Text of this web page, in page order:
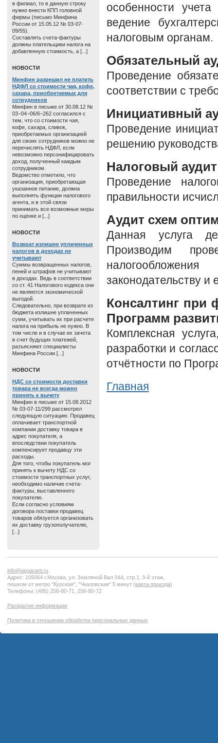
особенности
ведение
налоговым органам.
Обязательный
Проведение
соответствии с
Инициативный
Проведение
решению
Налоговый аудит
Проведение
правильности
Аудит схем
Данная услуга
Производим
законодательству
Консалтинг
Программ
Комплексная
разработки и
отчётности по
Главная
в филиал, то в данную строку
нужно внести КПП головной
фирмы (письмо Минфина
России от 15.05.12 № 03-07-
09/55).
Составлять счета-фактуры
должны плательщики налога на
добавленную стоимость, а [...]
HОВОСТИ
Минфин разрешил не платить
НДФЛ со стоимости чая, кофе,
сахара, приобретаемых для
сотрудников
Минфин в письме от 30.08.12 №
03−04−06/6−262 согласился с
тем, что со стоимости чая,
кофе, сахара, сливок,
приобретаемых организацией
для своих сотрудников можно не
перечислять НДФЛ, если
невозможно персонифицировать
доход, полученный каждым
сотрудником.
Ведомство отметило, что
организация, приобретающая
указанное питание, должна
выполнять функции налогового
агента, и в этой связи
принимать все возможные меры
по оценке и [...]
HОВОСТИ
Возврат излишне уплаченных
налогов в доходах не
учитывают
Суммы возвращенных налогов,
пеней и штрафов не учитывают
в доходах. Ведь в соответствии
со ст. 41 Налогового кодекса они
не являются экономической
выгодой.
Следовательно, при возврате из
бюджета излишне уплаченных
сумм, учитывать их при расчете
налога на прибыль не нужно. В
том числе и в случае их зачета
в счет будущих платежей,
разъясняют специалисты
Минфина России [...]
HОВОСТИ
НДС со стоимости доставки
товара не всегда можно
принять к вычету
Минфин в письме от 15.08.2012
№ 03-07-11/299 рассмотрел
следующую ситуацию. Продавец
оплачивает транспортной
компании доставку товара в
адрес покупателя, а
впоследствии покупатель
компенсирует продавцу эти
расходы.
Для того, чтобы покупатель мог
принять к вычету НДС со
стоимости транспортных услуг,
необходимо наличие счета-
фактуры, выставленного
покупателю.
Если согласно условиям
договора поставки продавец
товаров обязуется организовать
их доставку грузополучателю,
[...]
info@apgarant.ru
Адрес: 105064 г.Москва, ул. Земляной Вал 34А, стр.1, 3-й этаж,
пешком от метро "Курская", "Чкаловская" 5 минут (карта проезда)
Телефоны: (495) 256-80-71, 256-80-72
Раскрытие информации
Политика в отношении обработки персональных данных